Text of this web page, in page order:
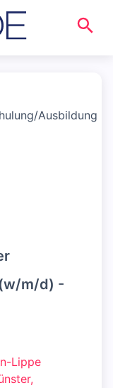
Ausbildung
m/d) -
Lippe